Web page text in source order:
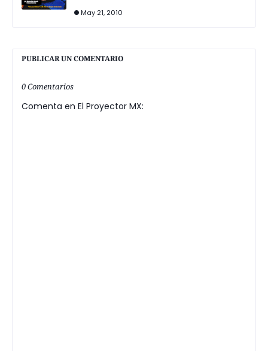
May 21, 2010
PUBLICAR UN COMENTARIO
0 Comentarios
Comenta en El Proyector MX: